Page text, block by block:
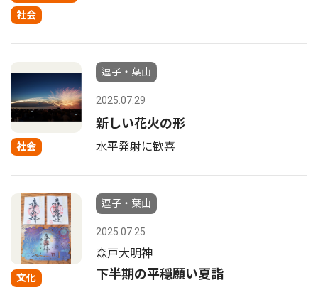
社会
社会
逗子・葉山
2025.07.29
新しい花火の形
水平発射に歓喜
文化
逗子・葉山
2025.07.25
森戸大明神
下半期の平穏願い夏詣